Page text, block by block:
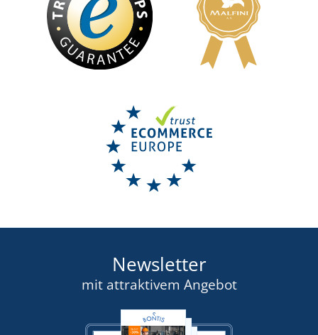
Newsletter
mit attraktivem Angebot